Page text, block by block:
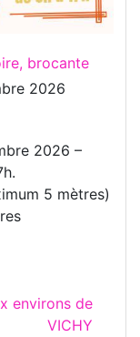
brocante
2026
2026 –
5 mètres)
environs de
VICHY